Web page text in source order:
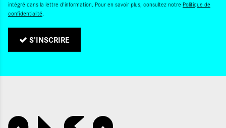
intégré dans la lettre d'information. Pour en savoir plus, consultez notre Politique de
confidentialité.
S'INSCRIRE